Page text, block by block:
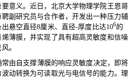
意义。近日，北京大学物理学院王恩哥
副研究员与合作者，开发出一种压力辅
出悬空直径8厘米、直径-厚度比达106的
薄膜，并实现了具有超高灵敏度和信噪
。
由自支撑薄膜的响应灵敏度决定，即将
动转换为可读取光与电信号的能力。理